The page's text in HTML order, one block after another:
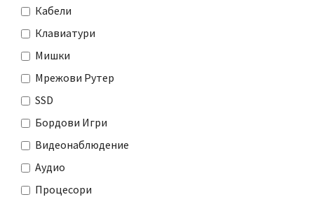
Кабели
Клавиатури
Мишки
Мрежови Рутер
SSD
Бордови Игри
Видеонаблюдение
Аудио
Процесори